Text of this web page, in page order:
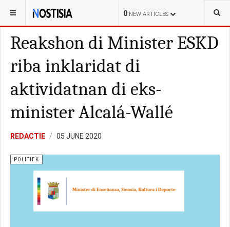
0 NEW ARTICLES
YOU ARE HERE: CURAÇAO POLITIEK
Reakshon di Minister ESKD
riba inklaridat di
aktividatnan di eks-
minister Alcalá-Wallé
REDACTIE 05 JUNE 2020
POLITIEK